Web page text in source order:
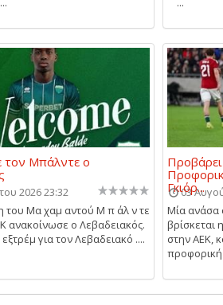
τον Μπάλντε ο
2026 23:32
του Μα χαμ αντού Μ π άλ ν τε
ανακοίνωσε ο Λεβαδειακός.
για τον Λεβαδειακό ....
Προβάρει
Γκιόρ...
03
Μία ανάσα
βρίσκεται
στην ΑΕΚ,